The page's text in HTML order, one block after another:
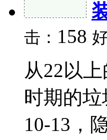
击： 158
从22以
时期的
10-13，